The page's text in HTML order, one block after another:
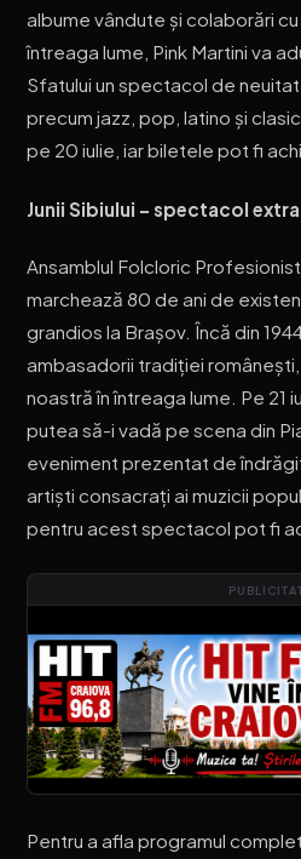
albume vândute și colaborări
întreaga lume, Pink Martini va
Sfatului un spectacol de
precum jazz, pop, latino și
pe 20 iulie, iar biletele pot fi
Junii Sibiului – spectacol
Ansamblul Folcloric Profesionist
marchează 80 de ani de
grandios la Brașov. Încă din
ambasadorii tradiției
noastră în întreaga lume. Pe 21
putea să-i vadă pe scena din
eveniment prezentat de
artiști consacrați ai muzicii
pentru acest spectacol pot fi
Pentru a afla programul